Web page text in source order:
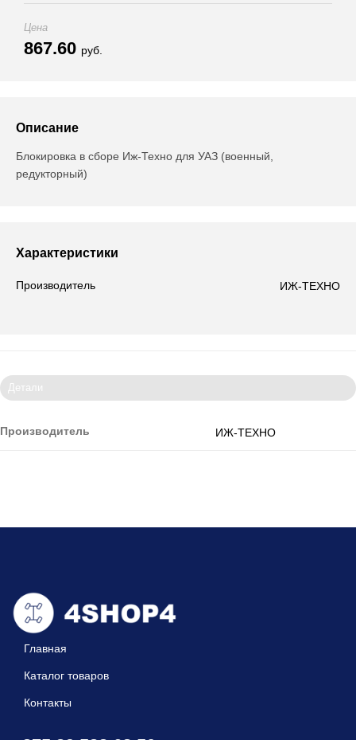
Цена
867.60 руб.
Описание
Блокировка в сборе Иж-Техно для УАЗ (военный,
редукторный)
Характеристики
Производитель ИЖ-ТЕХНО
Детали
Производитель ИЖ-ТЕХНО
Главная
Каталог товаров
Контакты